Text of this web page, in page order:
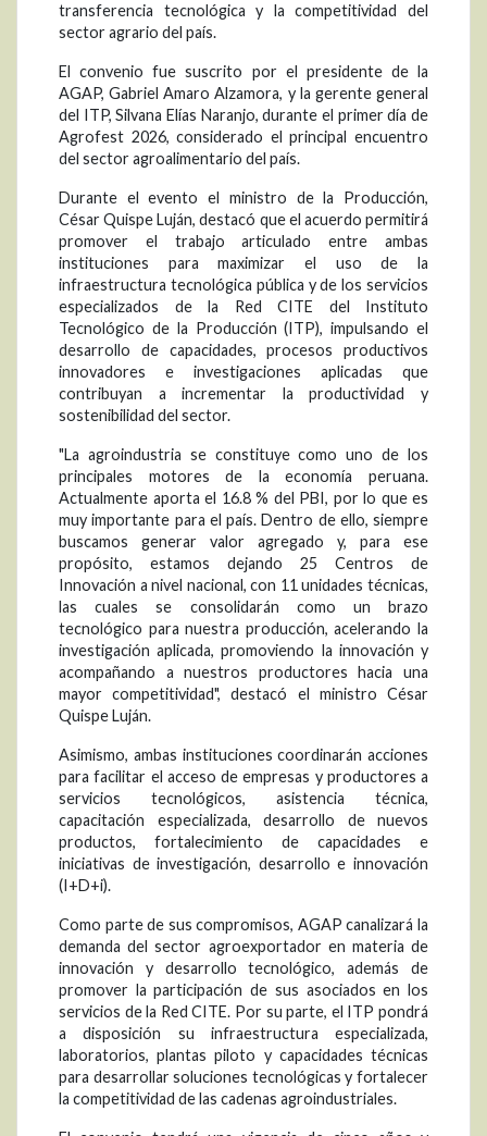
transferencia tecnológica y la competitividad del
sector agrario del país.
El convenio fue suscrito por el presidente de la
AGAP, Gabriel Amaro Alzamora, y la gerente general
del ITP, Silvana Elías Naranjo, durante el primer día de
Agrofest 2026, considerado el principal encuentro
del sector agroalimentario del país.
Durante el evento el ministro de la Producción,
César Quispe Luján, destacó que el acuerdo permitirá
promover el trabajo articulado entre ambas
instituciones para maximizar el uso de la
infraestructura tecnológica pública y de los servicios
especializados de la Red CITE del Instituto
Tecnológico de la Producción (ITP), impulsando el
desarrollo de capacidades, procesos productivos
innovadores e investigaciones aplicadas que
contribuyan a incrementar la productividad y
sostenibilidad del sector.
"La agroindustria se constituye como uno de los
principales motores de la economía peruana.
Actualmente aporta el 16.8 % del PBI, por lo que es
muy importante para el país. Dentro de ello, siempre
buscamos generar valor agregado y, para ese
propósito, estamos dejando 25 Centros de
Innovación a nivel nacional, con 11 unidades técnicas,
las cuales se consolidarán como un brazo
tecnológico para nuestra producción, acelerando la
investigación aplicada, promoviendo la innovación y
acompañando a nuestros productores hacia una
mayor competitividad", destacó el ministro César
Quispe Luján.
Asimismo, ambas instituciones coordinarán acciones
para facilitar el acceso de empresas y productores a
servicios tecnológicos, asistencia técnica,
capacitación especializada, desarrollo de nuevos
productos, fortalecimiento de capacidades e
iniciativas de investigación, desarrollo e innovación
(I+D+i).
Como parte de sus compromisos, AGAP canalizará la
demanda del sector agroexportador en materia de
innovación y desarrollo tecnológico, además de
promover la participación de sus asociados en los
servicios de la Red CITE. Por su parte, el ITP pondrá
a disposición su infraestructura especializada,
laboratorios, plantas piloto y capacidades técnicas
para desarrollar soluciones tecnológicas y fortalecer
la competitividad de las cadenas agroindustriales.